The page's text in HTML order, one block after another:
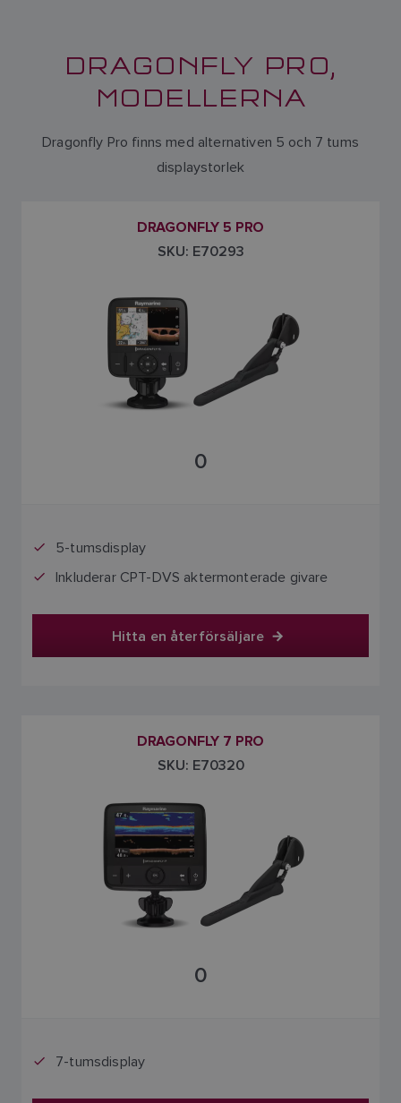
DRAGONFLY PRO,
MODELLERNA
Dragonfly Pro finns med alternativen 5 och 7 tums
displaystorlek
DRAGONFLY 5 PRO
SKU: E70293
0
5-tumsdisplay
Inkluderar CPT-DVS aktermonterade givare
Hitta en återförsäljare
DRAGONFLY 7 PRO
SKU: E70320
0
7-tumsdisplay